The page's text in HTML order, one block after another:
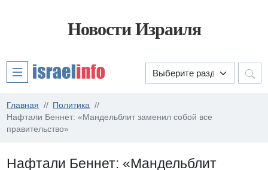
Новости Израиля
Главная
Политика
Нафтали Беннет: «Мандельблит заменил собой все
правительство»
Нафтали Беннет: «Мандельблит